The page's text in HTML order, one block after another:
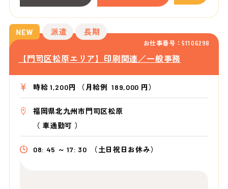
お仕事番号：51106298
派遣 長期
【門司区松原エリア】印刷関連／一般事務
時給 1,200円 （月給例 189,000 円）
福岡県北九州市門司区松原
（ 車通勤可 ）
08: 45 ～ 17: 30 （土日祝日お休み）